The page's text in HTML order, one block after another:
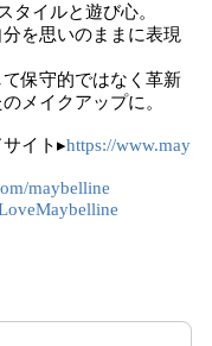
タイルと遊び心。
を思いのままに表現
保守的ではなく革新
メイクアップに。
サイト▸https://www.may
maybelline